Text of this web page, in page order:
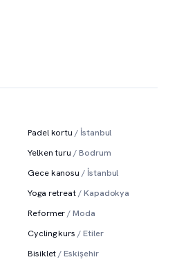
Padel kortu/ İstanbul
Yelken turu/ Bodrum
Gece kanosu/ İstanbul
Yoga retreat/ Kapadokya
Reformer/ Moda
Cycling kurs/ Etiler
Bisiklet/ Eskişehir